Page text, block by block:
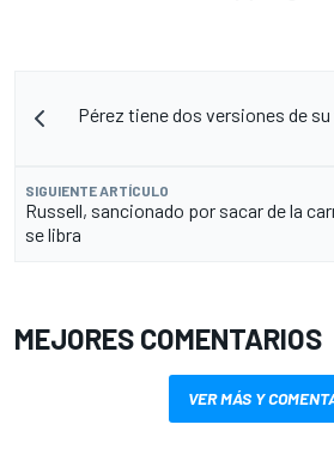
Pérez tiene dos versiones de
SIGUIENTE ARTÍCULO
Russell, sancionado por sacar de la
se libra
MEJORES COMENTARIOS
VER MÁS Y